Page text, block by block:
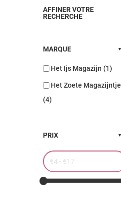
AFFINER VOTRE
RECHERCHE
MARQUE
Het Ijs Magazijn (1)
Het Zoete Magazijntje
(4)
PRIX